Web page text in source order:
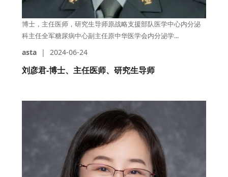
博士，主任医师，研究生导师原战略支援部队医学中心内分泌
科主任全军糖尿病中心副主任原中华医学会内分泌学...
asta | 2024-06-24
刘彦君-博士、主任医师、研究生导师